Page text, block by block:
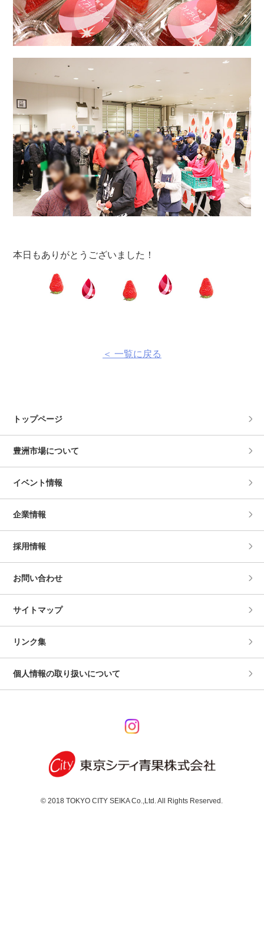
本日もありがとうございました！
＜ 一覧に戻る
トップページ
豊洲市場について
イベント情報
企業情報
採用情報
お問い合わせ
サイトマップ
リンク集
個人情報の取り扱いについて
© 2018 TOKYO CITY SEIKA Co.,Ltd. All Rights Reserved.